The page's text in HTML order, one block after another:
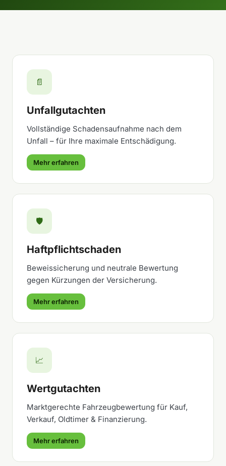
📄
Unfallgutachten
Vollständige Schadensaufnahme nach dem
Unfall – für Ihre maximale Entschädigung.
Mehr erfahren
🛡️
Haftpflichtschaden
Beweissicherung und neutrale Bewertung
gegen Kürzungen der Versicherung.
Mehr erfahren
📈
Wertgutachten
Marktgerechte Fahrzeugbewertung für Kauf,
Verkauf, Oldtimer & Finanzierung.
Mehr erfahren